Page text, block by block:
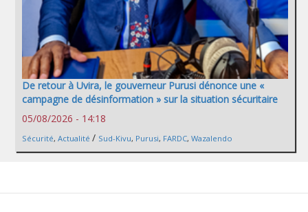
De retour à Uvira, le gouverneur Purusi dénonce une «
campagne de désinformation » sur la situation sécuritaire
05/08/2026 - 14:18
Sécurité, Actualité / Sud-Kivu, Purusi, FARDC, Wazalendo